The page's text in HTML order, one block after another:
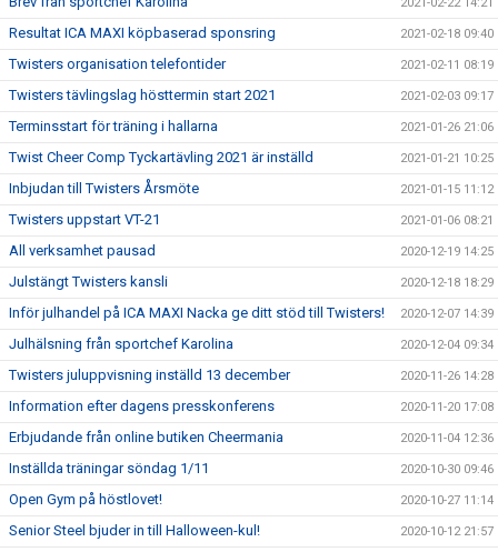
Resultat ICA MAXI köpbaserad sponsring 2021-02-18 09:40
Twisters organisation telefontider 2021-02-11 08:19
Twisters tävlingslag hösttermin start 2021 2021-02-03 09:17
Terminsstart för träning i hallarna 2021-01-26 21:06
Twist Cheer Comp Tyckartävling 2021 är inställd 2021-01-21 10:25
Inbjudan till Twisters Årsmöte 2021-01-15 11:12
Twisters uppstart VT-21 2021-01-06 08:21
All verksamhet pausad 2020-12-19 14:25
Julstängt Twisters kansli 2020-12-18 18:29
Inför julhandel på ICA MAXI Nacka ge ditt stöd till Twisters! 2020-12-07 14:39
Julhälsning från sportchef Karolina 2020-12-04 09:34
Twisters juluppvisning inställd 13 december 2020-11-26 14:28
Information efter dagens presskonferens 2020-11-20 17:08
Erbjudande från online butiken Cheermania 2020-11-04 12:36
Inställda träningar söndag 1/11 2020-10-30 09:46
Open Gym på höstlovet! 2020-10-27 11:14
Senior Steel bjuder in till Halloween-kul! 2020-10-12 21:57